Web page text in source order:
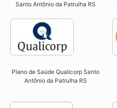
Santo Antônio da Patrulha RS​
Plano de Saúde Qualicorp Santo
Antônio da Patrulha RS​